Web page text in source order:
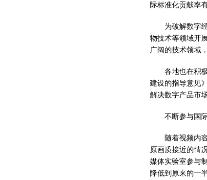
际标准化贡献率
为破解数字
物技术等领域开
广阔的技术领域
各地也在积
建设的指导意见
解决数字产品市
不断参与国
随着视频内
原画质接近的情
媒体实验室参与
降低到原来的一